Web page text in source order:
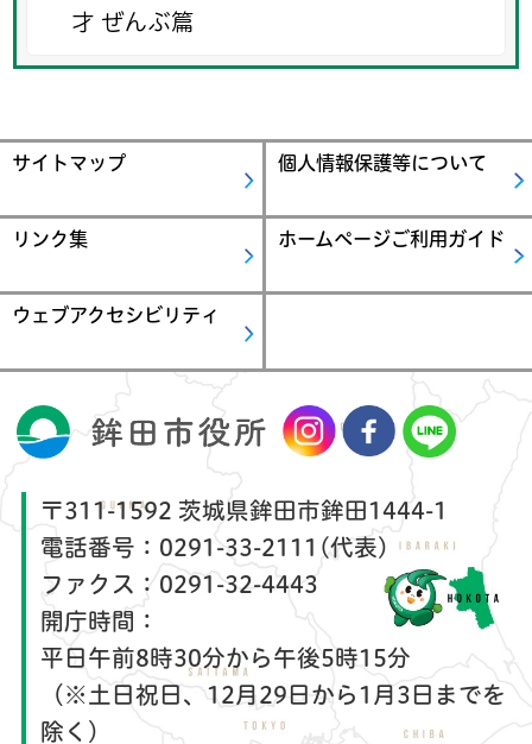
才 ぜんぶ篇
サイトマップ 個人情報保護等について
リンク集 ホームページご利用ガイド
ウェブアクセシビリティ
〒311-1592 茨城県鉾田市鉾田1444-1
電話番号： 0291-33-2111(代表)
ファクス： 0291-32-4443
開庁時間：
平日午前8時30分から午後5時15分
（※土日祝日、12月29日から1月3日までを
除く）